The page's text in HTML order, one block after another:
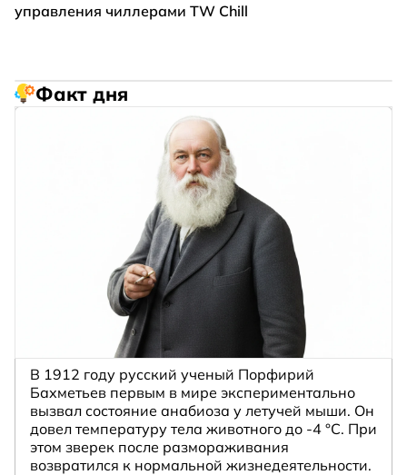
управления чиллерами TW Chill
Факт дня
В 1912 году русский ученый Порфирий
Бахметьев первым в мире экспериментально
вызвал состояние анабиоза у летучей мыши. Он
довел температуру тела животного до -4 °C. При
этом зверек после размораживания
возвратился к нормальной жизнедеятельности.